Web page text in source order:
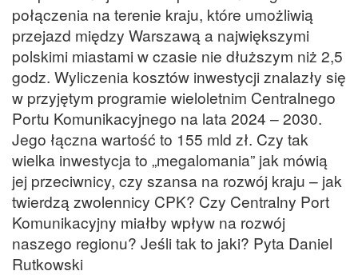
połączenia na terenie kraju, które umożliwią
przejazd między Warszawą a największymi
polskimi miastami w czasie nie dłuższym niż 2,5
godz. Wyliczenia kosztów inwestycji znalazły się
w przyjętym programie wieloletnim Centralnego
Portu Komunikacyjnego na lata 2024 – 2030.
Jego łączna wartość to 155 mld zł. Czy tak
wielka inwestycja to „megalomania” jak mówią
jej przeciwnicy, czy szansa na rozwój kraju – jak
twierdzą zwolennicy CPK? Czy Centralny Port
Komunikacyjny miałby wpływ na rozwój
naszego regionu? Jeśli tak to jaki? Pyta Daniel
Rutkowski